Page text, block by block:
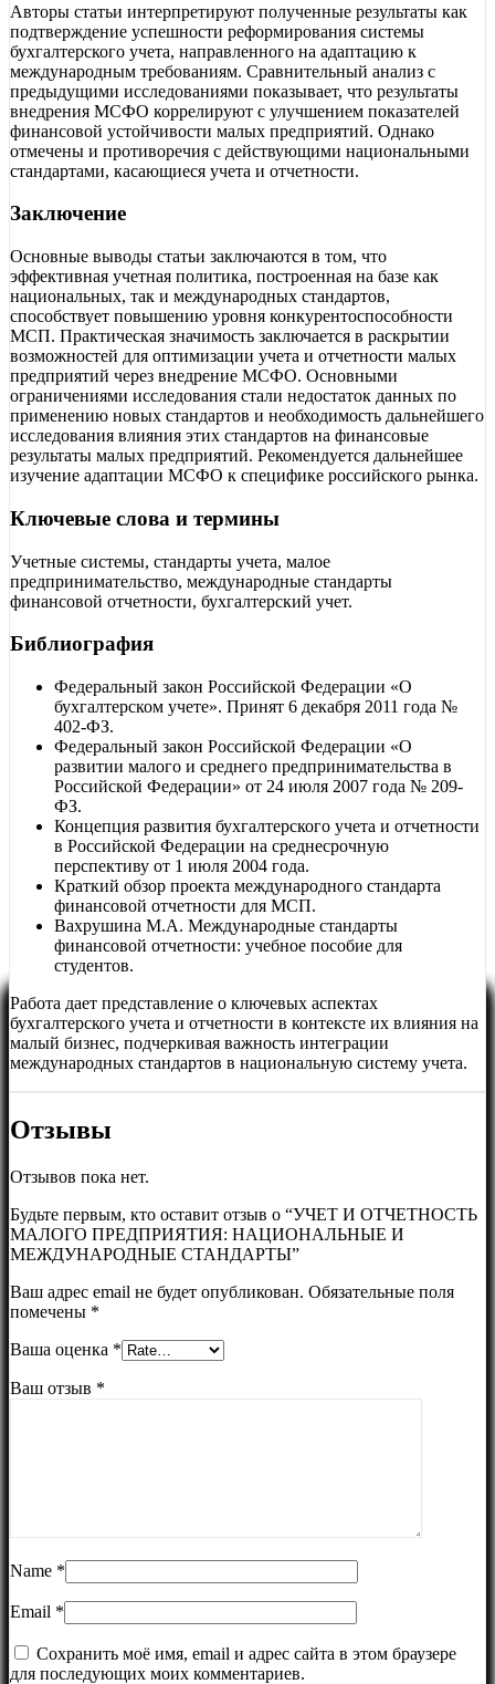
Авторы статьи интерпретируют полученные результаты как
подтверждение успешности реформирования системы
бухгалтерского учета, направленного на адаптацию к
международным требованиям. Сравнительный анализ с
предыдущими исследованиями показывает, что результаты
внедрения МСФО коррелируют с улучшением показателей
финансовой устойчивости малых предприятий. Однако
отмечены и противоречия с действующими национальными
стандартами, касающиеся учета и отчетности.
Заключение
Основные выводы статьи заключаются в том, что
эффективная учетная политика, построенная на базе как
национальных, так и международных стандартов,
способствует повышению уровня конкурентоспособности
МСП. Практическая значимость заключается в раскрытии
возможностей для оптимизации учета и отчетности малых
предприятий через внедрение МСФО. Основными
ограничениями исследования стали недостаток данных по
применению новых стандартов и необходимость дальнейшего
исследования влияния этих стандартов на финансовые
результаты малых предприятий. Рекомендуется дальнейшее
изучение адаптации МСФО к специфике российского рынка.
Ключевые слова и термины
Учетные системы, стандарты учета, малое
предпринимательство, международные стандарты
финансовой отчетности, бухгалтерский учет.
Библиография
Федеральный закон Российской Федерации «О
бухгалтерском учете». Принят 6 декабря 2011 года №
402-ФЗ.
Федеральный закон Российской Федерации «О
развитии малого и среднего предпринимательства в
Российской Федерации» от 24 июля 2007 года № 209-
ФЗ.
Концепция развития бухгалтерского учета и отчетности
в Российской Федерации на среднесрочную
перспективу от 1 июля 2004 года.
Краткий обзор проекта международного стандарта
финансовой отчетности для МСП.
Вахрушина М.А. Международные стандарты
финансовой отчетности: учебное пособие для
студентов.
Работа дает представление о ключевых аспектах
бухгалтерского учета и отчетности в контексте их влияния на
малый бизнес, подчеркивая важность интеграции
международных стандартов в национальную систему учета.
Отзывы
Отзывов пока нет.
Будьте первым, кто оставит отзыв о “УЧЕТ И ОТЧЕТНОСТЬ
МАЛОГО ПРЕДПРИЯТИЯ: НАЦИОНАЛЬНЫЕ И
МЕЖДУНАРОДНЫЕ СТАНДАРТЫ”
Ваш адрес email не будет опубликован. Обязательные поля
помечены *
Ваша оценка *
Ваш отзыв *
Name *
Email *
Сохранить моё имя, email и адрес сайта в этом браузере
для последующих моих комментариев.